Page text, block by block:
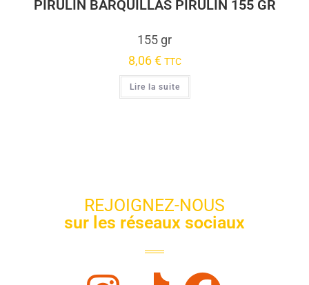
PIRULIN BARQUILLAS PIRULIN 155 GR
155 gr
8,06€ TTC
Lire la suite
REJOIGNEZ-NOUS
sur les réseaux sociaux